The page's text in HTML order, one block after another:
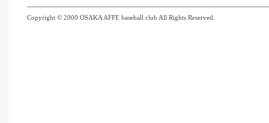
Copyright © 2000 OSAKA AFFE baseball club All Rights Reserved.